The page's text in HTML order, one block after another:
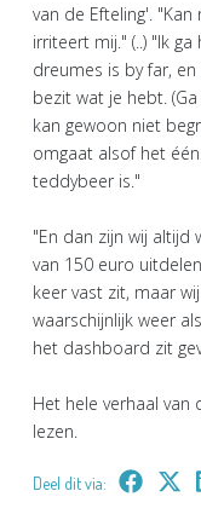
van de Efteling'.
irriteert mij." (..) "Ik
dreumes is by far,
bezit wat je hebt.
kan gewoon niet
omgaat alsof het
teddybeer is."
"En dan zijn wij altijd
van 150 euro
keer vast zit, maar
waarschijnlijk weer
het dashboard zit
Het hele verhaal van
lezen.
Deel dit via: